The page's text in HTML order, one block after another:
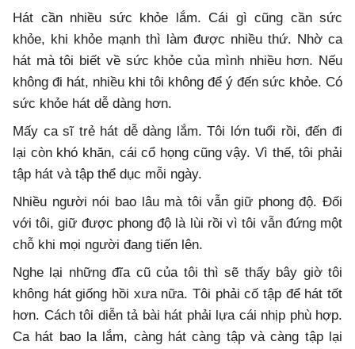
Hát cần nhiều sức khỏe lắm. Cái gì cũng cần sức
khỏe, khi khỏe mạnh thì làm được nhiều thứ. Nhờ ca
hát mà tôi biết về sức khỏe của mình nhiều hơn. Nếu
không đi hát, nhiều khi tôi không để ý đến sức khỏe. Có
sức khỏe hát dễ dàng hơn.
Mấy ca sĩ trẻ hát dễ dàng lắm. Tôi lớn tuổi rồi, đến đi
lại còn khó khăn, cái cổ họng cũng vậy. Vì thế, tôi phải
tập hát và tập thể dục mỗi ngày.
Nhiều người nói bao lâu mà tôi vẫn giữ phong độ. Đối
với tôi, giữ được phong độ là lùi rồi vì tôi vẫn đứng một
chỗ khi mọi người đang tiến lên.
Nghe lại những đĩa cũ của tôi thì sẽ thấy bây giờ tôi
không hát giống hồi xưa nữa. Tôi phải cố tập để hát tốt
hơn. Cách tôi diễn tả bài hát phải lựa cái nhịp phù hợp.
Ca hát bao la lắm, càng hát càng tập và càng tập lại